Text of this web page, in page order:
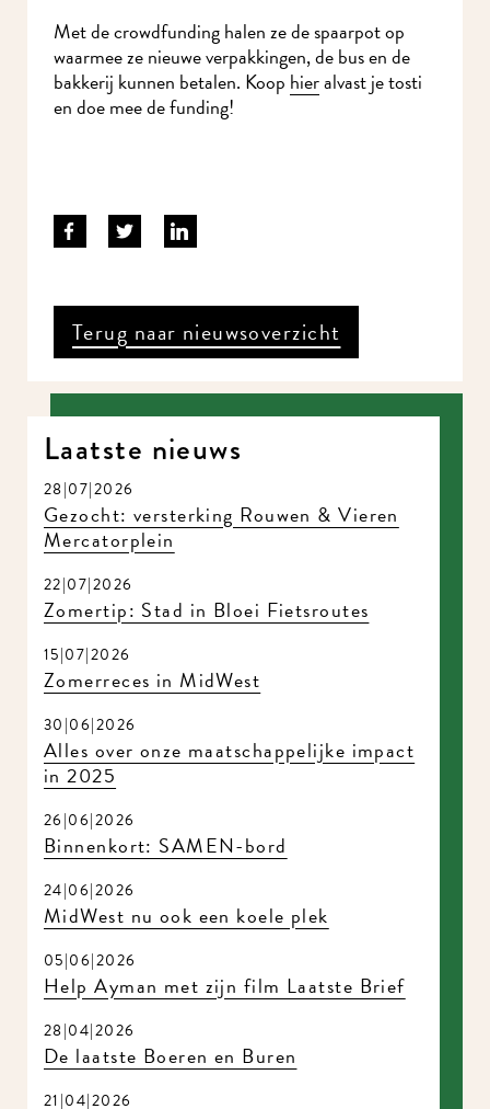
Met de crowdfunding halen ze de spaarpot op
waarmee ze nieuwe verpakkingen, de bus en de
bakkerij kunnen betalen. Koop hieralvast je tosti
en doe mee de funding!
Terug naar nieuwsoverzicht
Laatste nieuws
28|07|2026
Gezocht: versterking Rouwen & Vieren
Mercatorplein
22|07|2026
Zomertip: Stad in Bloei Fietsroutes
15|07|2026
Zomerreces in MidWest
30|06|2026
Alles over onze maatschappelijke impact
in 2025
26|06|2026
Binnenkort: SAMEN-bord
24|06|2026
MidWest nu ook een koele plek
05|06|2026
Help Ayman met zijn film Laatste Brief
28|04|2026
De laatste Boeren en Buren
21|04|2026